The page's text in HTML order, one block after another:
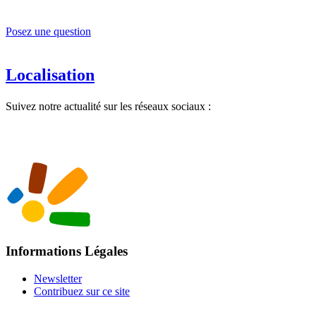
Posez une question
Localisation
Suivez notre actualité sur les réseaux sociaux :
Informations Légales
Newsletter
Contribuez sur ce site